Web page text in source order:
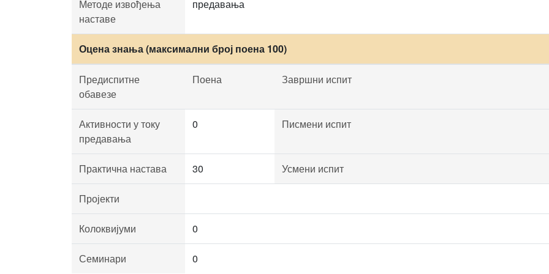
Методе извођења
наставе
предавања
Оцена знања (максимални број поена 100)
Предиспитне
обавезе
Поена Завршни испит
Активности у току
предавања
0 Писмени испит
Практична настава 30 Усмени испит
Пројекти
Колоквијуми 0
Семинари 0